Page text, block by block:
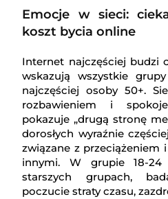
Emocje w sieci:
koszt bycia online
Internet najczęściej budzi
wskazują wszystkie
najczęściej osoby 50+.
rozbawieniem i
pokazuje „drugą stronę
dorosłych wyraźnie
związane z przeciążeniem
innymi. W grupie 18-
starszych grupach,
poczucie straty czasu,